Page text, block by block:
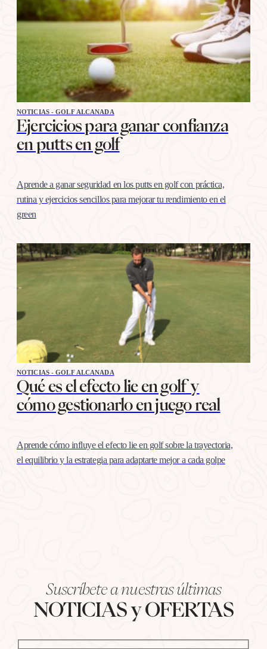
NOTICIAS - GOLF ALCANADA
Ejercicios para ganar confianza
en putts en golf
Aprende a ganar seguridad en los putts en golf con práctica,
rutina y ejercicios sencillos para mejorar tu rendimiento en el
green
NOTICIAS - GOLF ALCANADA
Qué es el efecto lie en golf y
cómo gestionarlo en juego real
Aprende cómo influye el efecto lie en golf sobre la trayectoria,
el equilibrio y la estrategia para adaptarte mejor a cada golpe
Suscríbete a nuestras últimas
NOTICIAS y OFERTAS